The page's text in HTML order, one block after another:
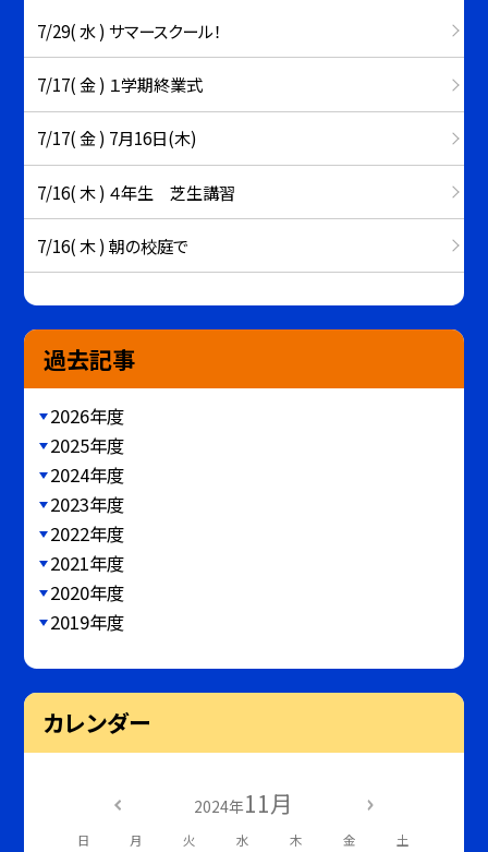
7/29( 水 ) サマースクール！
7/17( 金 ) １学期終業式
7/17( 金 ) 7月16日(木)
7/16( 木 ) ４年生 芝生講習
7/16( 木 ) 朝の校庭で
過去記事
2026年度
2025年度
2024年度
2023年度
2022年度
2021年度
2020年度
2019年度
カレンダー
2024年11月
日 月 火 水 木 金 土